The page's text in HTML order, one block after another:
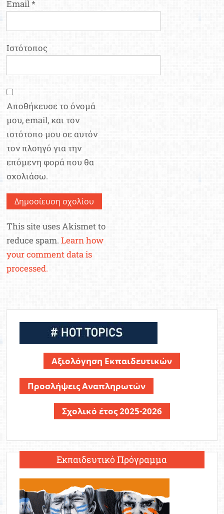
Email*
Ιστότοπος
Αποθήκευσε το όνομά
μου, email, και τον
ιστότοπο μου σε αυτόν
τον πλοηγό για την
επόμενη φορά που θα
σχολιάσω.
This site uses Akismet to
reduce spam.Learn how
your comment data is
processed.
Αξιολόγηση Εκπαιδευτικών
Προσλήψεις Αναπληρωτών
Σχολικό έτος 2025-2026
Εκπαιδευτικό Πρόγραμμα